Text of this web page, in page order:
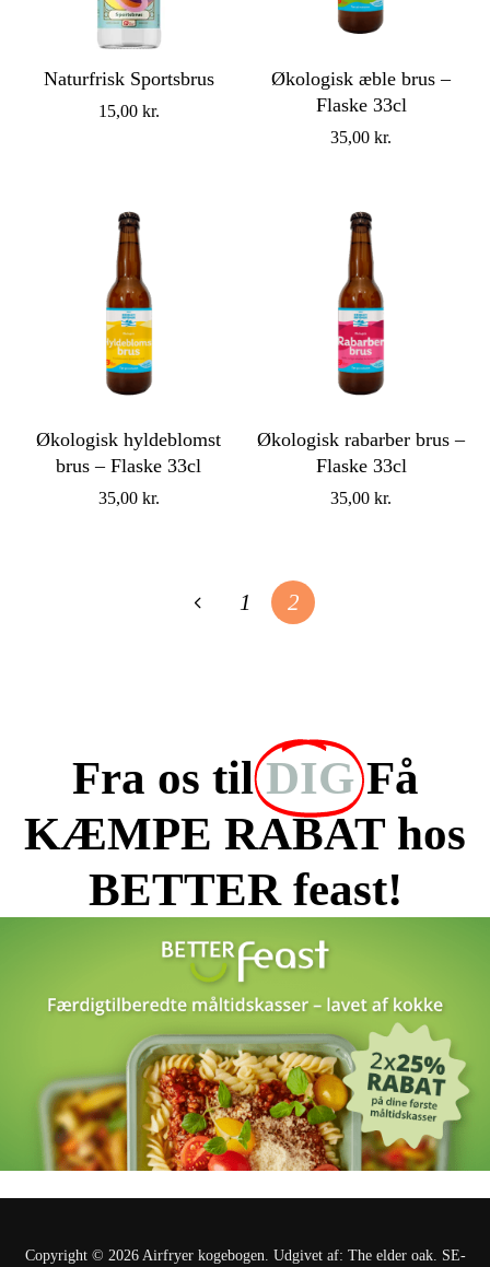
Naturfrisk Sportsbrus
15,00 kr.
Økologisk æble brus –
Flaske 33cl
35,00kr.
Økologisk hyldeblomst
brus – Flaske 33cl
35,00 kr.
Økologisk rabarber brus –
Flaske 33cl
35,00kr.
1 2
Fra os tilDIG Få
KÆMPE RABAT hos
BETTER feast!
Copyright © 2026 Airfryer kogebogen. Udgivet af: The elder oak. SE-